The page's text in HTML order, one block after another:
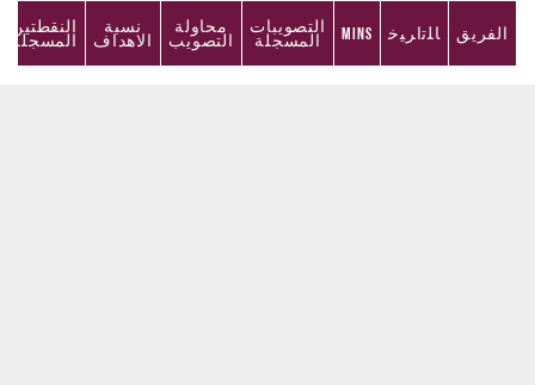
الفريق ﺎﻠﺗﺍﺮﻴﺧ Mins التصويبات
المسجلة
محاولة
التصويب
نسبة
الاهداف
النقطتين
المسجلة